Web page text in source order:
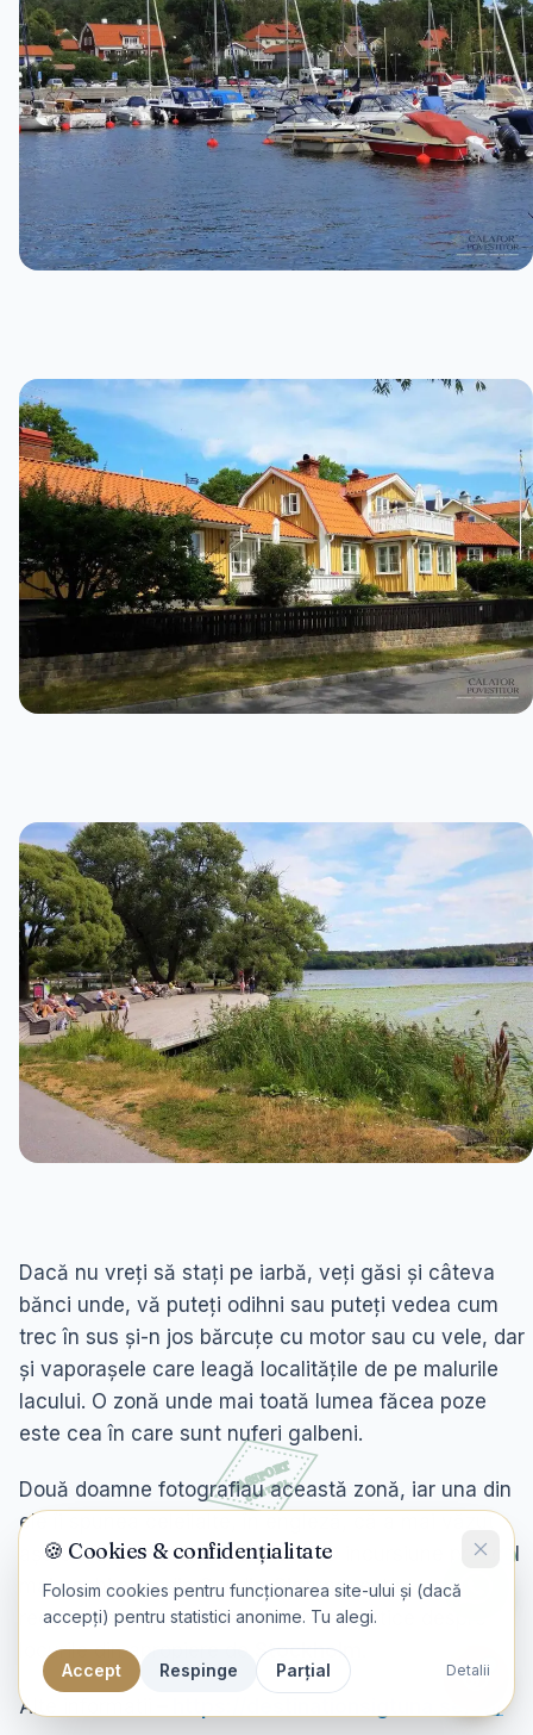
Dacă nu vreți să stați pe iarbă, veți găsi și câteva
bănci unde, vă puteți odihni sau puteți vedea cum
trec în sus și-n jos bărcuțe cu motor sau cu vele, dar
și vaporașele care leagă localitățile de pe malurile
lacului. O zonă unde mai toată lumea făcea poze
este cea în care sunt nuferi galbeni.
Două doamne fotografiau această zonă, iar una din
ele îi spunea celeilalte, în engleză, că a mai văzut
așa ceva doar în Delta Dunării ! O incursiune prin cel
mai vechi oraș din Suedia-Sigtuna, este
recomandată prin toate ghidurile turistice despre
locurile din apropiere de
Stockholm
Alte informatii https://destinationsigtuna.se/en/
🍪 Cookies & confidențialitate
Folosim cookies pentru funcționarea site-ului și (dacă
accepți) pentru statistici anonime. Tu alegi.
Accept Respinge Parțial Detalii